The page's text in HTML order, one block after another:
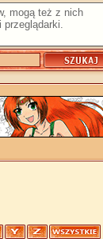
mogą też z nich
przeglądarki.